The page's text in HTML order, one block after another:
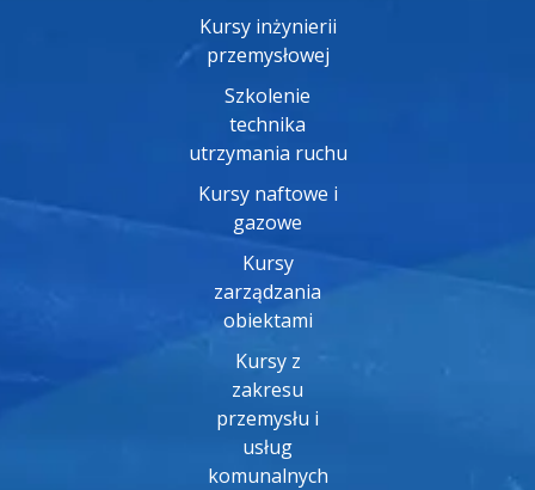
Kursy inżynierii
przemysłowej
Szkolenie
technika
utrzymania ruchu
Kursy naftowe i
gazowe
Kursy
zarządzania
obiektami
Kursy z
zakresu
przemysłu i
usług
komunalnych